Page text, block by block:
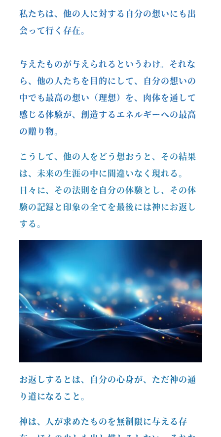
私たちは、他の人に対する自分の想いにも出
会って行く存在。
与えたものが与えられるというわけ。それな
ら、他の人たちを目的にして、自分の想いの
中でも最高の想い（理想）を、肉体を通して
感じる体験が、創造するエネルギーへの最高
の贈り物。
こうして、他の人をどう想おうと、その結果
は、未来の生涯の中に間違いなく現れる。
日々に、その法則を自分の体験とし、その体
験の記録と印象の全てを最後には神にお返し
する。
お返しするとは、自分の心身が、ただ神の通
り道になること。
神は、人が求めたものを無制限に与える存